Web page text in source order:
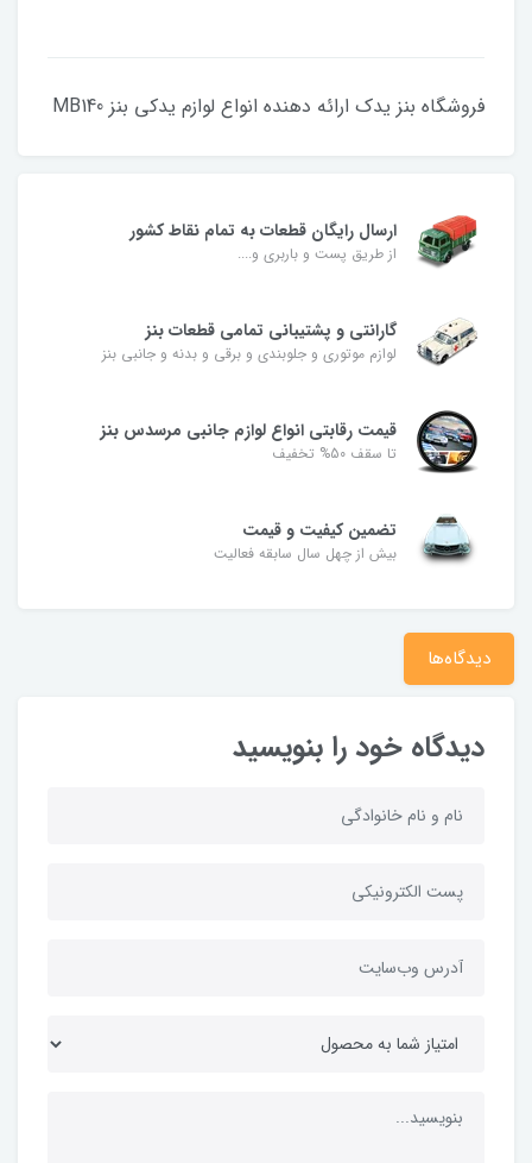
فروشگاه بنز یدک ارائه دهنده انواع لوازم یدکی بنز MB140
ارسال رایگان قطعات به تمام نقاط کشور
از طریق پست و باربری و....
گارانتی و پشتیبانی تمامی قطعات بنز
لوازم موتوری و جلوبندی و برقی و بدنه و جانبی بنز
قیمت رقابتی انواع لوازم جانبی مرسدس بنز
تا سقف 50% تخفیف
تضمین کیفیت و قیمت
بیش از چهل سال سابقه فعالیت
دیدگاه‌ها
دیدگاه خود را بنویسید